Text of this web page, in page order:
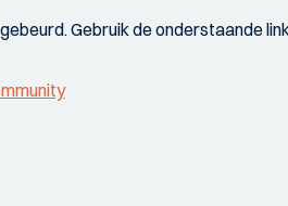
Gebruik de onderstaande